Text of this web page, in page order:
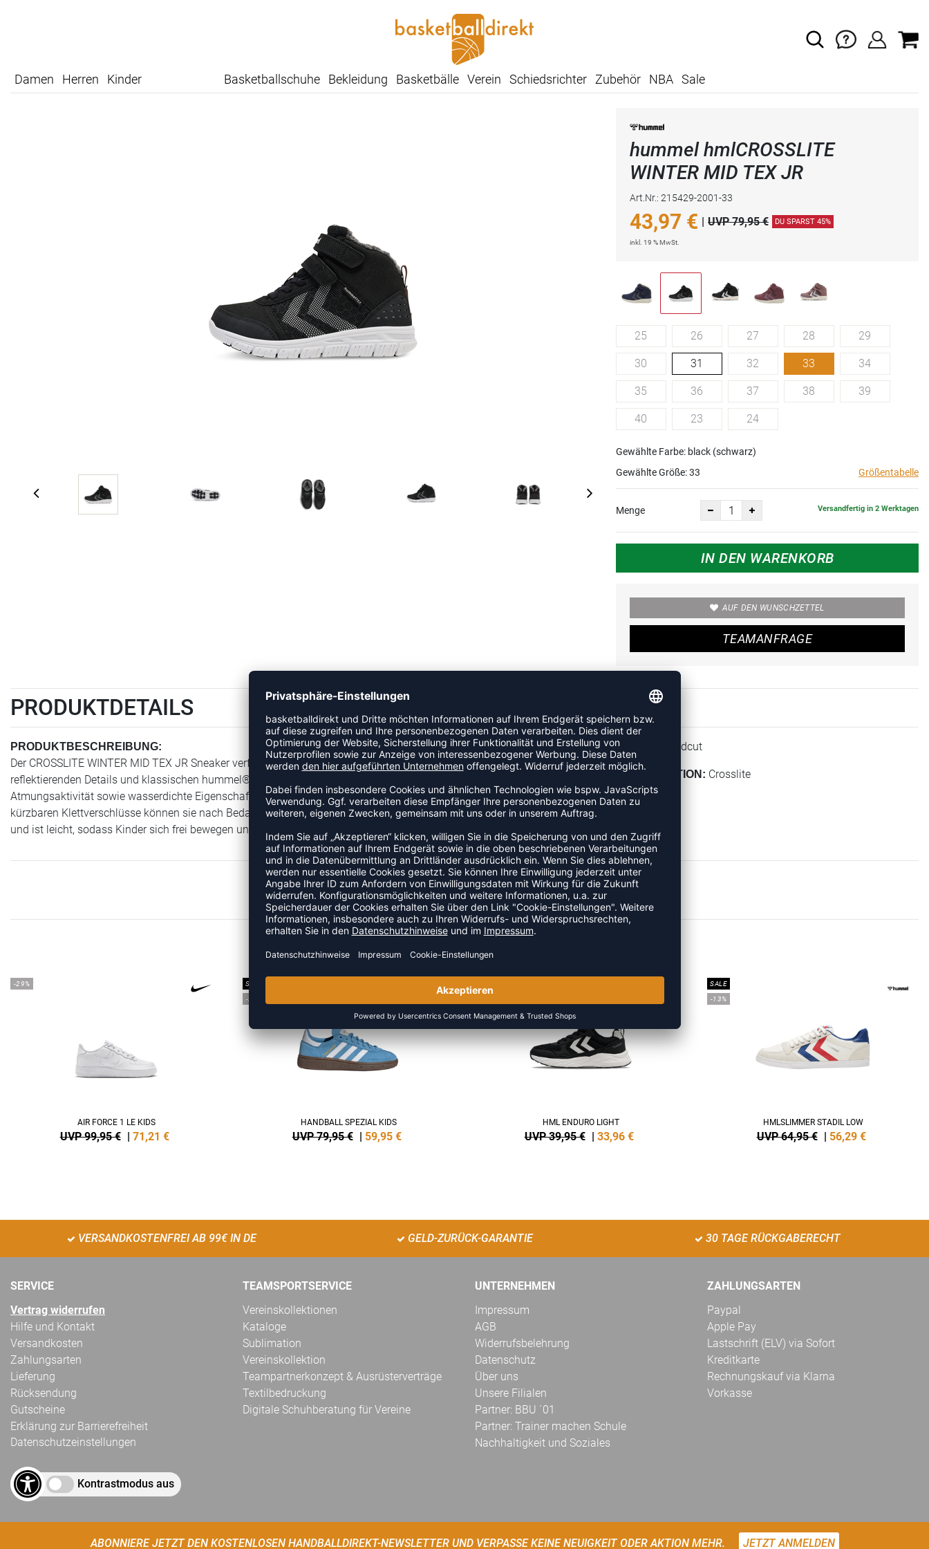
Damen Herren Kinder Basketballschuhe Bekleidung Basketbälle Verein Schiedsrichter Zubehör NBA Sale
hummel hmlCROSSLITE
WINTER MID TEX JR
Art.Nr.: 215429-2001-33
43,97 € | UVP 79,95 € DU SPARST 45%
inkl. 19 % MwSt.
25 26 27 28 29
30 31 32 33 34
35 36 37 38 39
40 23 24
Gewählte Farbe: black (schwarz)
Gewählte Größe:33 Größentabelle
Menge Versandfertig in 2 Werktagen
IN DEN WARENKORB
AUF DEN WUNSCHZETTEL
TEAMANFRAGE
PRODUKTDETAILS
PRODUKTBESCHREIBUNG:
Der CROSSLITE WINTER MID TEX JR Sneaker verfügt über ein warmes Innenfutter, ein Obermaterial aus Mesh mit
reflektierenden Details und klassischen hummel® Winkeln. Die hummelTEX-Membran bietet hervorragende
Atmungsaktivität sowie wasserdichte Eigenschaften, um dein Kind auch bei Regen trocken zu halten. Durch die beiden
kürzbaren Klettverschlüsse können sie nach Bedarf angepasst werden. Die EVA-Außensohle hat eine großartige Sprungkraft
und ist leicht, sodass Kinder sich frei bewegen und spielen können!
Midcut
KOLLEKTION: Crosslite
ZULETZT ANGESEHEN
MEHR AUS DER KATEGORIE SNEAKER
-29%
AIR FORCE 1 LE KIDS
UVP 99,95 € | 71,21 €
SALE
-25%
HANDBALL SPEZIAL KIDS
UVP 79,95 € | 59,95 €
HML ENDURO LIGHT
UVP 39,95 € | 33,96 €
SALE
-13%
HMLSLIMMER STADIL LOW
UVP 64,95 € | 56,29 €
VERSANDKOSTENFREI AB 99€ IN DE GELD-ZURÜCK-GARANTIE 30 TAGE RÜCKGABERECHT
SERVICE
Vertrag widerrufen
Hilfe und Kontakt
Versandkosten
Zahlungsarten
Lieferung
Rücksendung
Gutscheine
Erklärung zur Barrierefreiheit
Datenschutzeinstellungen
Kontrastmodus aus
TEAMSPORTSERVICE
Vereinskollektionen
Kataloge
Sublimation
Vereinskollektion
Teampartnerkonzept & Ausrüsterverträge
Textilbedruckung
Digitale Schuhberatung für Vereine
UNTERNEHMEN
Impressum
AGB
Widerrufsbelehrung
Datenschutz
Über uns
Unsere Filialen
Partner: BBU ´01
Partner: Trainer machen Schule
Nachhaltigkeit und Soziales
ZAHLUNGSARTEN
Paypal
Apple Pay
Lastschrift (ELV) via Sofort
Kreditkarte
Rechnungskauf via Klarna
Vorkasse
ABONNIERE JETZT DEN KOSTENLOSEN HANDBALLDIREKT-NEWSLETTER UND VERPASSE KEINE NEUIGKEIT ODER AKTION MEHR. JETZT ANMELDEN